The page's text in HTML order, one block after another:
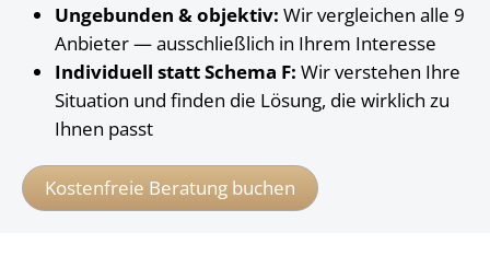
Ungebunden & objektiv: Wir vergleichen alle 9
Anbieter — ausschließlich in Ihrem Interesse
Individuell statt Schema F: Wir verstehen Ihre
Situation und finden die Lösung, die wirklich zu
Ihnen passt
Kostenfreie Beratung buchen